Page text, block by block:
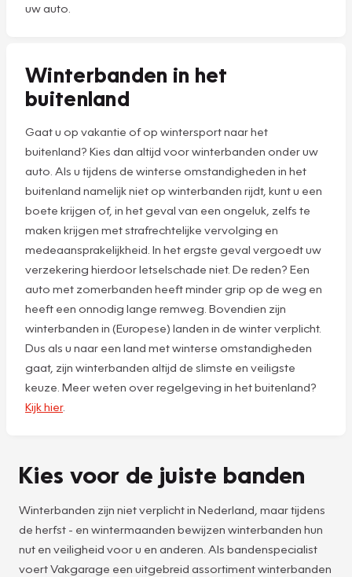
uw auto.
Winterbanden in het
buitenland
Gaat u op vakantie of op wintersport naar het
buitenland? Kies dan altijd voor winterbanden onder uw
auto. Als u tijdens de winterse omstandigheden in het
buitenland namelijk niet op winterbanden rijdt, kunt u een
boete krijgen of, in het geval van een ongeluk, zelfs te
maken krijgen met strafrechtelijke vervolging en
medeaansprakelijkheid. In het ergste geval vergoedt uw
verzekering hierdoor letselschade niet. De reden? Een
auto met zomerbanden heeft minder grip op de weg en
heeft een onnodig lange remweg. Bovendien zijn
winterbanden in (Europese) landen in de winter verplicht.
Dus als u naar een land met winterse omstandigheden
gaat, zijn winterbanden altijd de slimste en veiligste
keuze. Meer weten over regelgeving in het buitenland?
Kijk hier.
Kies voor de juiste banden
Winterbanden zijn niet verplicht in Nederland, maar tijdens
de herfst - en wintermaanden bewijzen winterbanden hun
nut en veiligheid voor u en anderen. Als bandenspecialist
voert Vakgarage een uitgebreid assortiment winterbanden